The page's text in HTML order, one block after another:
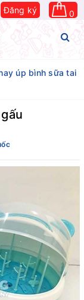
Đăng ký 0
úp bình sữa tai